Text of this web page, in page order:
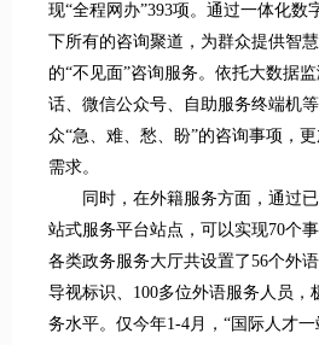
现“全程网办”393项。通过一体化数
下所有的咨询聚道，为群众提供智
的“不见面”咨询服务。依托大数据
话、微信公众号、自助服务终端机
众“急、难、愁、盼”的咨询事项，
需求。
同时，在外籍服务方面，通过
站式服务平台站点，可以实现70个
各类政务服务大厅共设置了56个外
导视标识、100多位外语服务人员，
务水平。仅今年1-4月，“国际人才